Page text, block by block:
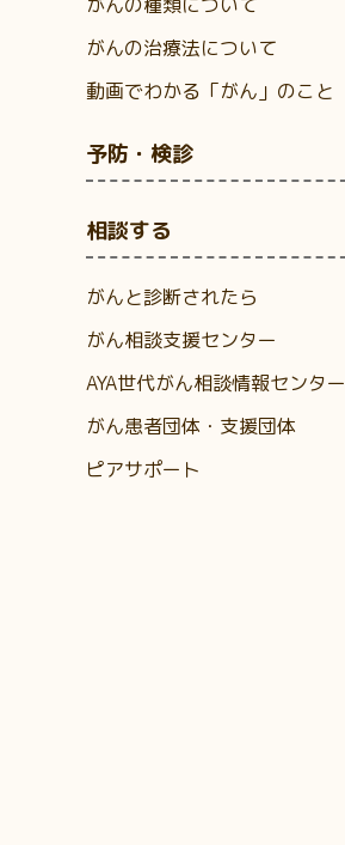
がんの治療法について
動画でわかる「がん」のこと
予防・検診
相談する
がんと診断されたら
がん相談支援センター
AYA世代がん相談情報センター
がん患者団体・支援団体
ピアサポート